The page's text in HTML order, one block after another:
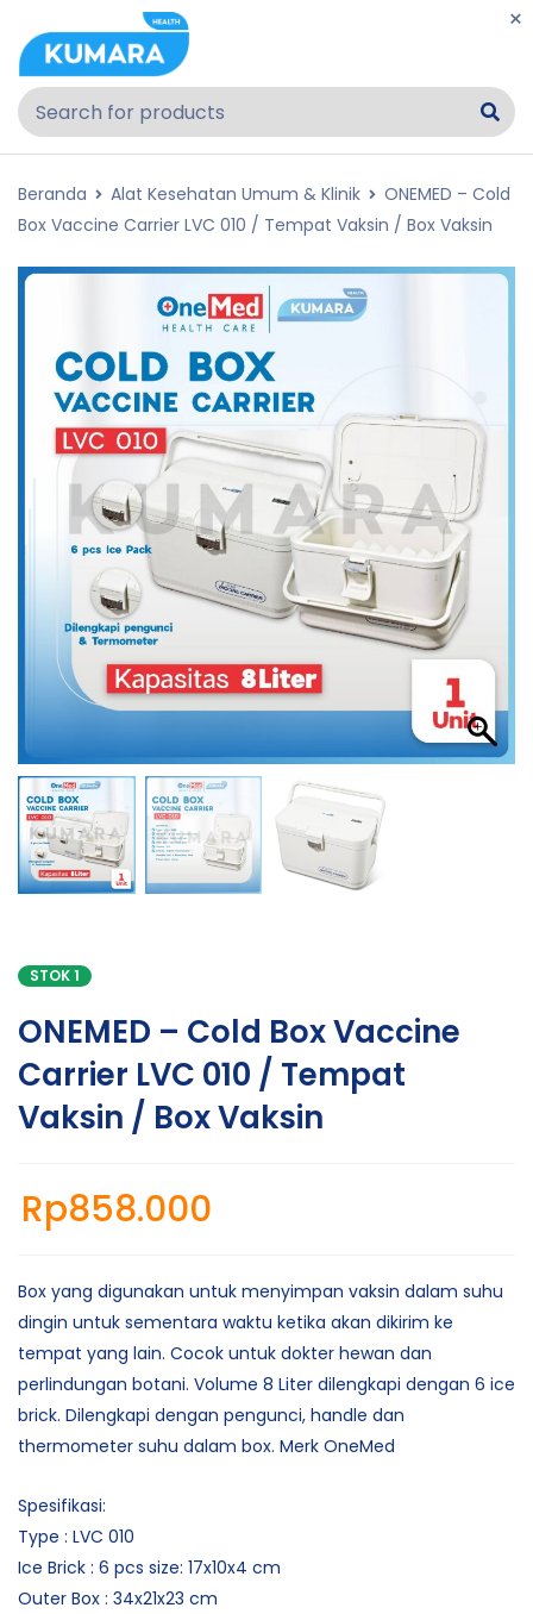
Beranda Alat Kesehatan Umum & Klinik
ONEMED – Cold
Box Vaccine Carrier LVC 010 / Tempat Vaksin / Box Vaksin
STOK 1
ONEMED – Cold Box Vaccine
Carrier LVC 010 / Tempat
Vaksin / Box Vaksin
Rp858.000
Box yang digunakan untuk menyimpan vaksin dalam suhu
dingin untuk sementara waktu ketika akan dikirim ke
tempat yang lain. Cocok untuk dokter hewan dan
perlindungan botani. Volume 8 Liter dilengkapi dengan 6 ice
brick. Dilengkapi dengan pengunci, handle dan
thermometer suhu dalam box. Merk OneMed
Spesifikasi:
Type : LVC 010
Ice Brick : 6 pcs size: 17x10x4 cm
Outer Box : 34x21x23 cm